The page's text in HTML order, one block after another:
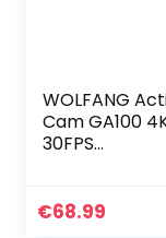
WOLFANG
Cam GA100
30FPS
waterdichte
€68.99